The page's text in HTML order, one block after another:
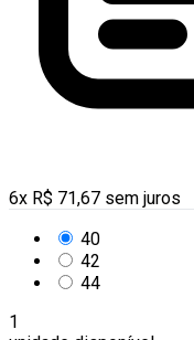
6x R$ 71,67 sem juros
40
42
44
1